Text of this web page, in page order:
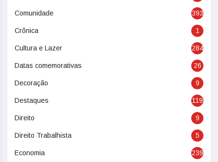
Comunidade 393
Crônica 1
Cultura e Lazer 284
Datas comemorativas 26
Decoração 9
Destaques 119
Direito 9
Direito Trabalhista 5
Economia 239